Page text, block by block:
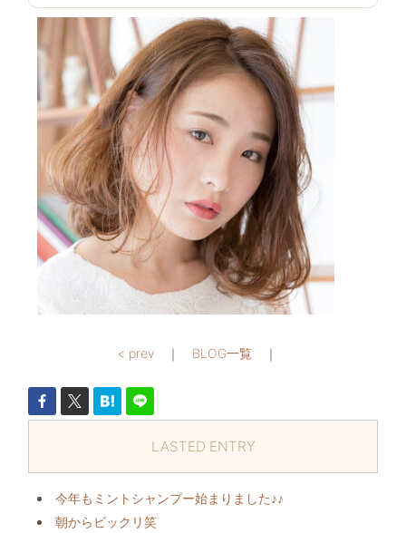
< prev｜ BLOG一覧｜
LASTED ENTRY
今年もミントシャンプー始まりました♪♪
朝からビックリ️笑